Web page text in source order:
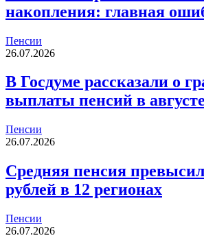
накопления: главная
Пенсии
26.07.2026
В Госдуме рассказали о
выплаты пенсий в августе
Пенсии
26.07.2026
Средняя пенсия
рублей в 12 регионах
Пенсии
26.07.2026